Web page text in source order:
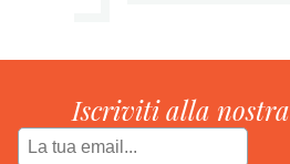
Iscriviti alla nostra